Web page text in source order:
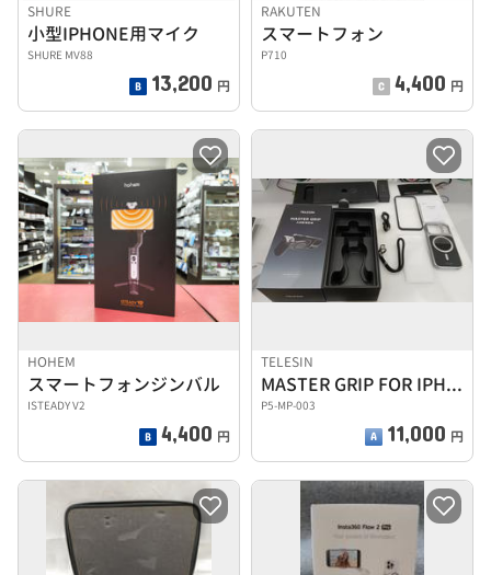
SHURE
小型IPHONE用マイク
SHURE MV88
13,200 円
RAKUTEN
スマートフォン
P710
4,400 円
HOHEM
スマートフォンジンバル
ISTEADY V2
4,400 円
TELESIN
MASTER GRIP FOR IPHONE 17 PRO
P5-MP-003
11,000 円